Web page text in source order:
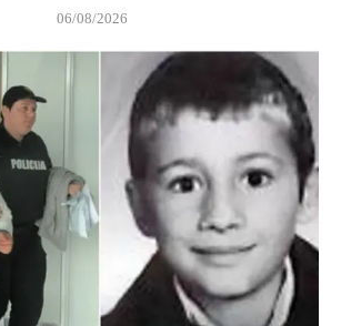
06/08/2026